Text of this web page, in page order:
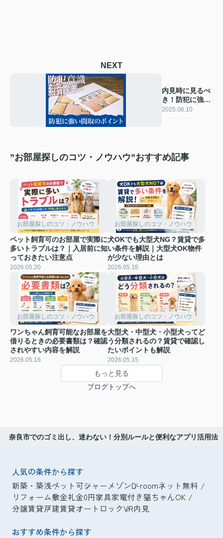
NEXT
内見時に見るべ
き！防犯に強い
間取のポイント
2025.06.10
”お部屋探しのコツ・ノウハウ”おすすめ記事
お部屋探しのコツ・ノウハウ
ペット飼育可のお部屋で実際に
多いトラブルは？｜入居前に知
っておきたい注意点
2026.05.20
お部屋探しのコツ・ノウハウ
犬OKでも大型犬NG？賃貸で多
い条件を解説｜大型犬OK物件
が少ない理由とは
2026.05.18
お部屋探しのコツ・ノウハウ
ワンちゃん飼育可能なお部屋を
借りるときの必要書類は？確認
されやすい内容を解説
2026.05.16
お部屋探しのコツ・ノウハウ
大型犬・中型犬・小型犬ってど
う分類されるの？賃貸で確認し
たいポイントも解説
2026.05.15
もっと見る
ブログトップへ
奈良市でのゴミ出し、迷わない！分別ルールと便利なアプリ活用法
人気の条件から探す
新築・築浅ペット可シャーメゾンD-roomネット無料
リフォーム敷金礼金0円家具家電付き猫ちゃんOK
分譲賃貸戸建賃貸オートロックVR内見
おすすめ条件から探す